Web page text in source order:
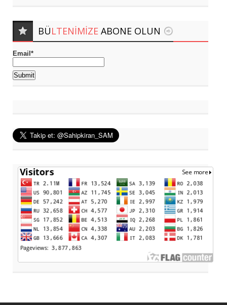
BÜLTENIMIZE ABONE OLUN
Email*